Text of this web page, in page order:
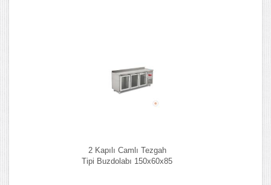
2 Kapılı Camlı Tezgah
Tipi Buzdolabı 150x60x85